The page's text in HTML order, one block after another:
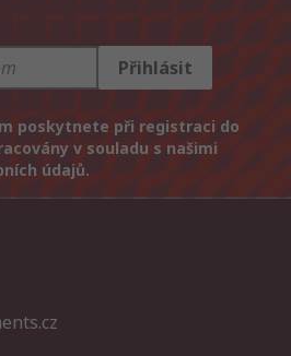
Přihlásit
poskytnete při registraci do
v souladu s našimi
údajů.